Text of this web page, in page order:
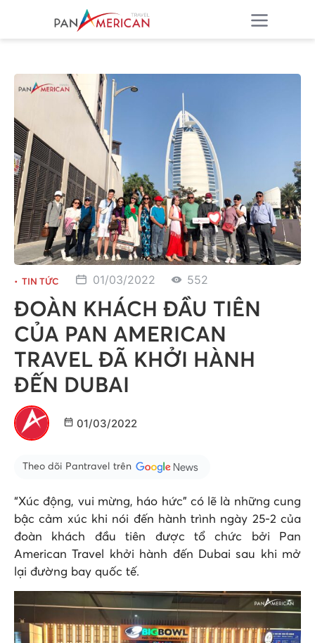
TIN TỨC 01/03/2022 552
ĐOÀN KHÁCH ĐẦU TIÊN
CỦA PAN AMERICAN
TRAVEL ĐÃ KHỞI HÀNH
ĐẾN DUBAI
01/03/2022
Theo dõi Pantravel trên
“Xúc động, vui mừng, háo hức” có lẽ là những cung
bậc cảm xúc khi nói đến hành trình ngày 25-2 của
đoàn khách đầu tiên được tổ chức bởi Pan
American Travel khởi hành đến Dubai sau khi mở
lại đường bay quốc tế.